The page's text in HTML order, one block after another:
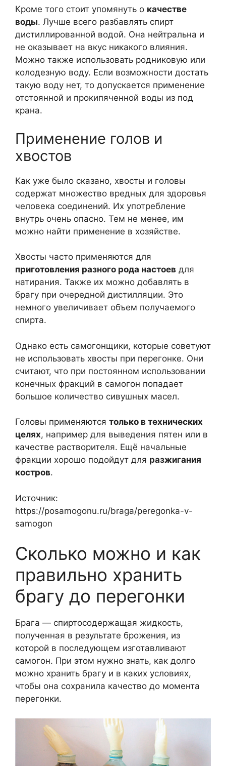
Кроме того стоит упомянуть о качестве
воды. Лучше всего разбавлять спирт
дистиллированной водой. Она нейтральна и
не оказывает на вкус никакого влияния.
Можно также использовать родниковую или
колодезную воду. Если возможности достать
такую воду нет, то допускается применение
отстоянной и прокипяченной воды из под
крана.
Применение голов и
хвостов
Как уже было сказано, хвосты и головы
содержат множество вредных для здоровья
человека соединений. Их употребление
внутрь очень опасно. Тем не менее, им
можно найти применение в хозяйстве.
Хвосты часто применяются для
приготовления разного рода настоев для
натирания. Также их можно добавлять в
брагу при очередной дистилляции. Это
немного увеличивает объем получаемого
спирта.
Однако есть самогонщики, которые советуют
не использовать хвосты при перегонке. Они
считают, что при постоянном использовании
конечных фракций в самогон попадает
большое количество сивушных масел.
Головы применяются только в технических
целях, например для выведения пятен или в
качестве растворителя. Ещё начальные
фракции хорошо подойдут для разжигания
костров.
Источник:
https://posamogonu.ru/braga/peregonka-v-
samogon
Сколько можно и как
правильно хранить
брагу до перегонки
Брага — спиртосодержащая жидкость,
полученная в результате брожения, из
которой в последующем изготавливают
самогон. При этом нужно знать, как долго
можно хранить брагу и в каких условиях,
чтобы она сохранила качество до момента
перегонки.